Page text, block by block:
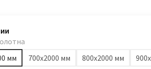
мм
700х2000 мм 800х2000 мм